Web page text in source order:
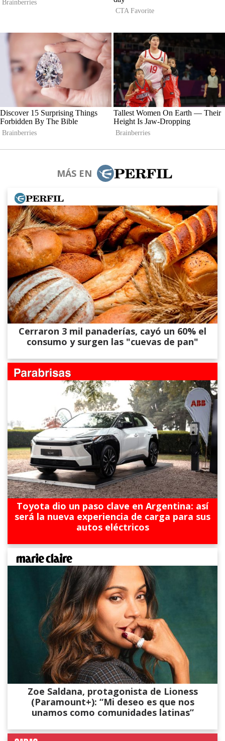
MÁS EN
Cerraron 3 mil panaderías, cayó un 60% el
consumo y surgen las "cuevas de pan"
Toyota dio un paso clave en Argentina: así
será la nueva experiencia de carga para sus
autos eléctricos
Zoe Saldana, protagonista de Lioness
(Paramount+): “Mi deseo es que nos
unamos como comunidades latinas”